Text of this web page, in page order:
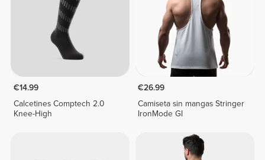
€14.99
Calcetines Comptech 2.0
Knee-High
€26.99
Camiseta sin mangas Stringer
IronMode GI